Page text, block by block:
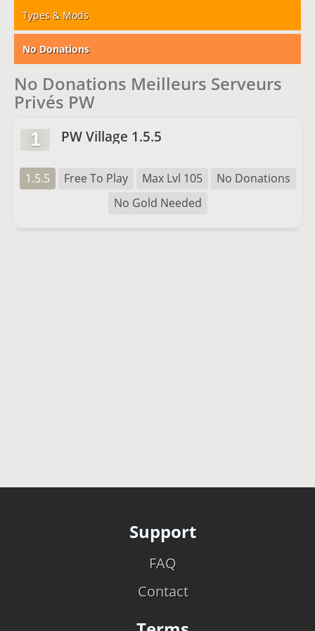
Types & Mods
No Donations
No Donations Meilleurs Serveurs
Privés PW
1 PW Village 1.5.5
1.5.5 Free To Play Max Lvl 105
No Donations
No Gold Needed
Support
FAQ
Contact